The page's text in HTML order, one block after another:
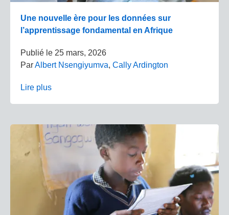
Une nouvelle ère pour les données sur
l’apprentissage fondamental en Afrique
Publié le 25 mars, 2026
ParAlbert Nsengiyumva, Cally Ardington
Lire plus